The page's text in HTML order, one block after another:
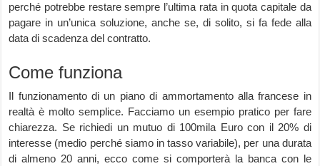
perché potrebbe restare sempre l’ultima rata in quota capitale da
pagare in un’unica soluzione, anche se, di solito, si fa fede alla
data di scadenza del contratto.
Come funziona
Il funzionamento di un piano di ammortamento alla francese in
realtà è molto semplice. Facciamo un esempio pratico per fare
chiarezza. Se richiedi un mutuo di 100mila Euro con il 20% di
interesse (medio perché siamo in tasso variabile), per una durata
di almeno 20 anni, ecco come si comporterà la banca con le